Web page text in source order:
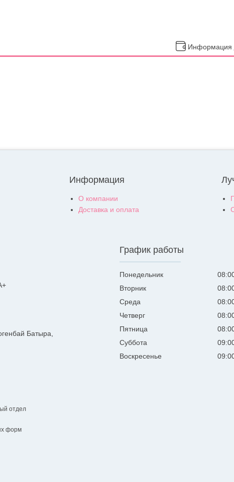
Информация
Информация
О компании
Доставка и оплата
Батыра,
отдел
форм
График работы
Понедельник
Вторник
Среда
Четверг
Пятница
Суббота
Воскресенье